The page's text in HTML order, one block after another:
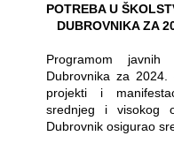
POTREBA U
DUBROVNIKA ZA
Programom
Dubrovnika za 2024.
projekti i
srednjeg i visokog
Dubrovnik osigurao